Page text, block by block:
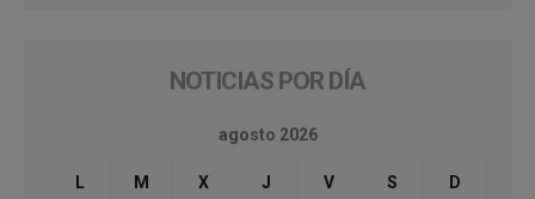
NOTICIAS POR DÍA
agosto 2026
L M X J V S D